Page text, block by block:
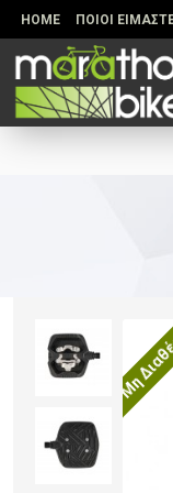
HOME ΠΟΙΟΙ
Μη